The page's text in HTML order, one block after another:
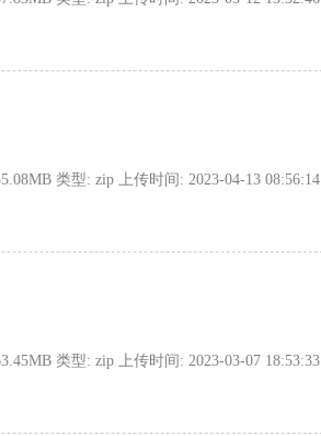
类型: zip 上传时间: 2023-04-13 08:56:14
类型: zip 上传时间: 2023-03-07 18:53:33